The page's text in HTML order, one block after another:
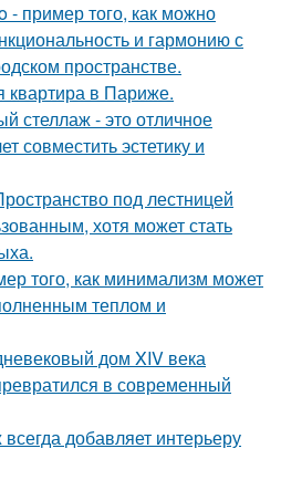
- пример того, как можно
и гармонию с
пространстве.
в Париже.
стеллаж - это отличное
совместить эстетику и
под лестницей
хотя может стать
того, как минимализм может
теплом и
дом XIV века
в современный
добавляет интерьеру